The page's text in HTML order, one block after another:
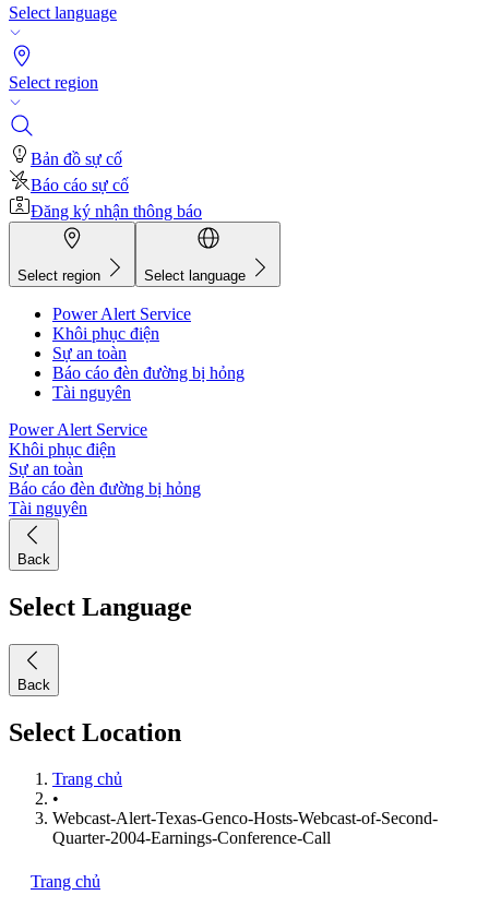
Select language
Select region
Bản đồ sự cố
Báo cáo sự cố
Đăng ký nhận thông báo
Select region Select language
Power Alert Service
Khôi phục điện
Sự an toàn
Báo cáo đèn đường bị hỏng
Tài nguyên
Power Alert Service
Khôi phục điện
Sự an toàn
Báo cáo đèn đường bị hỏng
Tài nguyên
Back
Select Language
Back
Select Location
Trang chủ
•
Webcast-Alert-Texas-Genco-Hosts-Webcast-of-Second-
Quarter-2004-Earnings-Conference-Call
Trang chủ